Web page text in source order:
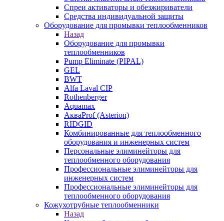
Спреи активаторы и обезжириватели
Средства индивидуальной защиты
Оборудование для промывки теплообменников
Назад
Оборудование для промывки
теплообменников
Pump Eliminate (PIPAL)
GEL
BWT
Alfa Laval CIP
Rothenberger
Aquamax
АкваProf (Asterion)
RIDGID
Комбинированные для теплообменного
оборудования и инженерных систем
Персональные элиминейторы для
теплообменного оборудования
Профессиональные элиминейторы для
инженерных систем
Профессиональные элиминейторы для
теплообменного оборудования
Кожухотрубные теплообменники
Назад